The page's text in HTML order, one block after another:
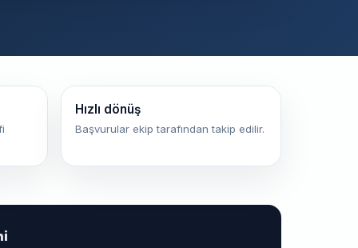
Hızlı dönüş
Başvurular ekip tarafından takip edilir.